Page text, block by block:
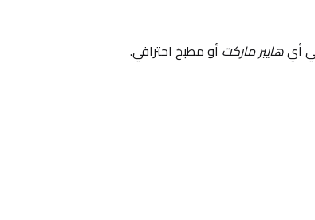
أي هايبر ماركت أو مطبخ احترافي.